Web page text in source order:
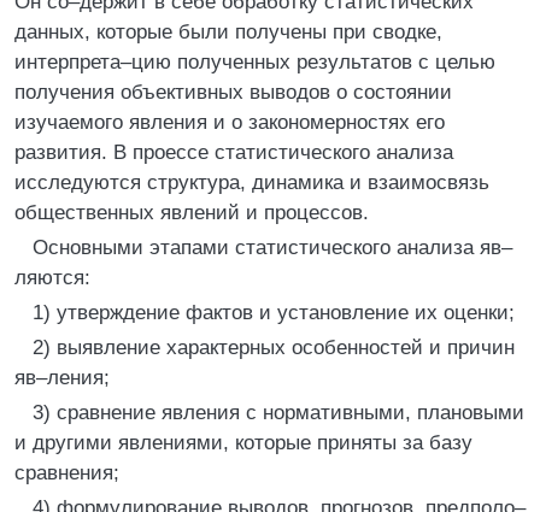
данных, которые были получены при сводке,
интерпрета–цию полученных результатов с целью
получения объективных выводов о состоянии
изучаемого явления и о закономерностях его
развития. В проессе статистического анализа
исследуются структура, динамика и взаимосвязь
общественных явлений и процессов.
Основными этапами статистического анализа яв–
ляются:
1) утверждение фактов и установление их оценки;
2) выявление характерных особенностей и причин
яв–ления;
3) сравнение явления с нормативными, плановыми
и другими явлениями, которые приняты за базу
сравнения;